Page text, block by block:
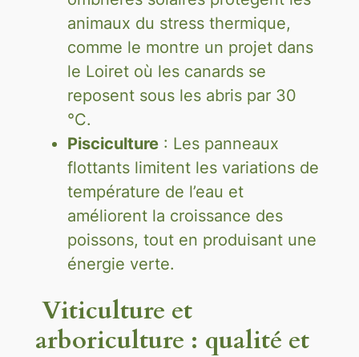
animaux du stress thermique,
comme le montre un projet dans
le Loiret où les canards se
reposent sous les abris par 30
°C.
Pisciculture: Les panneaux
flottants limitent les variations de
température de l’eau et
améliorent la croissance des
poissons, tout en produisant une
énergie verte.
Viticulture et
arboriculture : qualité et